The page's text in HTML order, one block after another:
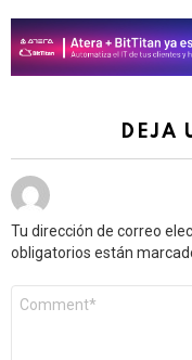
DEJA
Tu dirección de correo
obligatorios están